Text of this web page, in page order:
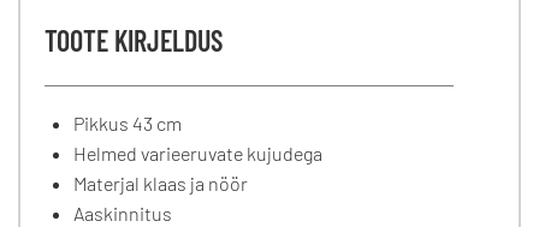
TOOTE KIRJELDUS
Pikkus 43 cm
Helmed varieeruvate kujudega
Materjal klaas ja nöör
Aaskinnitus